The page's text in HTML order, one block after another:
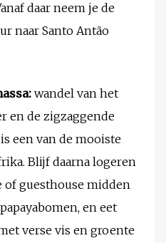
daar neem je de
naar Santo Antão
wandel van het
en de zigzaggende
een van de mooiste
Blijf daarna logeren
of guesthouse midden
en eet
verse vis en groente